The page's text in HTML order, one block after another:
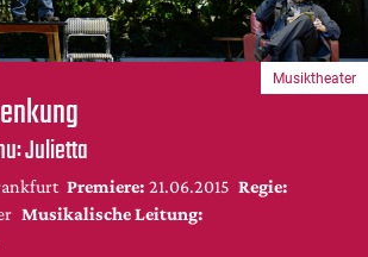
Julietta
Premiere: 21.06.2015 Regie:
Musikalische Leitung:
Musiktheater